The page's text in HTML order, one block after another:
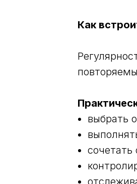
Как
выбрать
сочетать